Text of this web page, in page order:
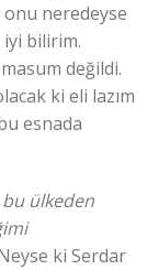
neredeyse
bilirim.
değildi.
ki eli lazım
esnada
bu ülkeden
ki Serdar